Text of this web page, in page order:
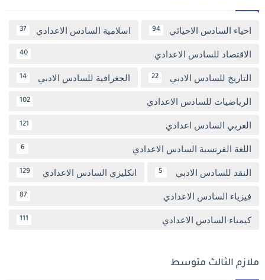
احياء السادس الاحيائي 94 اسلامية السادس الاعدادي 37
الاقتصاد للسادس الاعدادي 40
التاريخ للسادس الادبي 22 الجغرافية للسادس الادبي 14
الرياضيات للسادس الاعدادي 102
العربي السادس اعدادي 121
اللغة الفرنسية السادس الاعدادي 6
النقد للسادس الادبي 5 انكليزي السادس الاعدادي 129
فيزياء السادس الاعدادي 87
كيمياء السادس الاعدادي 111
ملازم الثالث متوسط